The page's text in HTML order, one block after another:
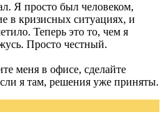
Я просто был человеком,
в кризисных ситуациях, и
Теперь это то, чем я
Просто честный.
меня в офисе, сделайте
я там, решения уже приняты.